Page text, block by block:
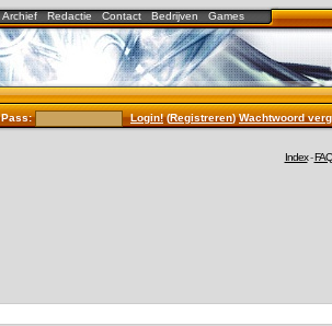
Archief Redactie Contact Bedrijven Games
Pass: Login!(Registreren)Wachtwoord
Index-FAQ